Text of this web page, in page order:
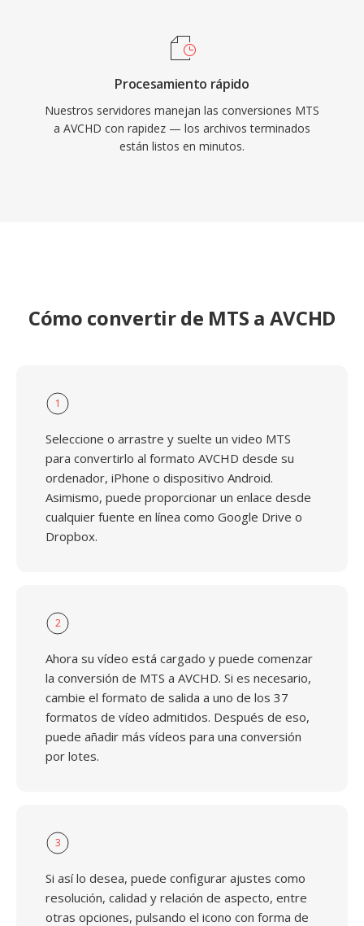
Procesamiento rápido
Nuestros servidores manejan las conversiones MTS
a AVCHD con rapidez — los archivos terminados
están listos en minutos.
Cómo convertir de MTS a AVCHD
1
Seleccione o arrastre y suelte un video MTS
para convertirlo al formato AVCHD desde su
ordenador, iPhone o dispositivo Android.
Asimismo, puede proporcionar un enlace desde
cualquier fuente en línea como Google Drive o
Dropbox.
2
Ahora su vídeo está cargado y puede comenzar
la conversión de MTS a AVCHD. Si es necesario,
cambie el formato de salida a uno de los 37
formatos de vídeo admitidos. Después de eso,
puede añadir más vídeos para una conversión
por lotes.
3
Si así lo desea, puede configurar ajustes como
resolución, calidad y relación de aspecto, entre
otras opciones, pulsando el icono con forma de